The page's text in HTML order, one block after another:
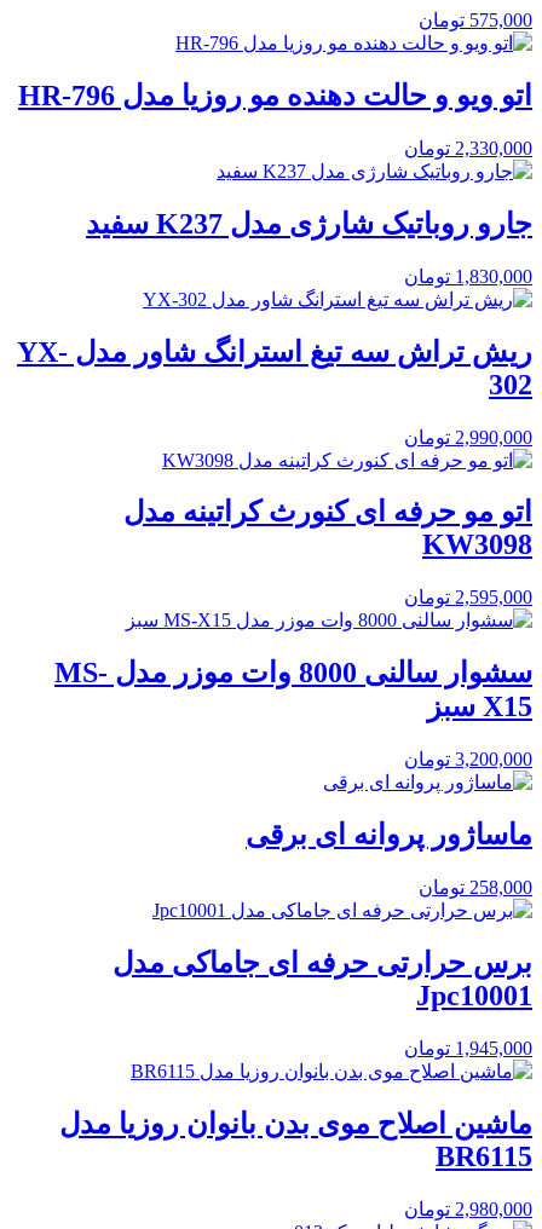
575,000 تومان
اتو ویو و حالت دهنده مو روزیا مدل HR-796
2,330,000 تومان
جارو روباتیک شارژی مدل K237 سفید
1,830,000 تومان
ریش تراش سه تیغ استرانگ شاور مدل YX-
302
2,990,000 تومان
اتو مو حرفه ای کنورث کراتینه مدل
KW3098
2,595,000 تومان
سشوار سالنی 8000 وات موزر مدل MS-
X15 سبز
3,200,000 تومان
ماساژور پروانه ای برقی
258,000 تومان
برس حرارتی حرفه ای جاماکی مدل
Jpc10001
1,945,000 تومان
ماشین اصلاح موی بدن بانوان روزیا مدل
BR6115
2,980,000 تومان